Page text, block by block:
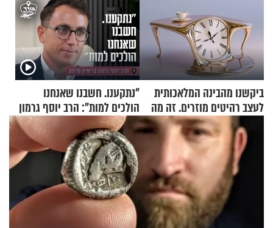
ביקשנו מהבינה המלאכותית
לעצב רהיטים מוזרים. זה מה
שיצא
"נתקענו. חשבנו שאנחנו
הולכים למות": הרב יוסף גרמון
בריאיון מרתק